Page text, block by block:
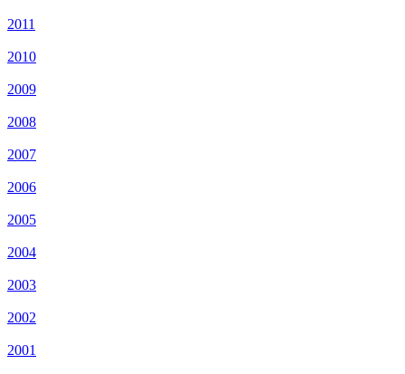
2011
2010
2009
2008
2007
2006
2005
2004
2003
2002
2001